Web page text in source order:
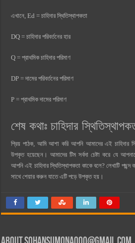
এখানে, Ed = চাহিদার স্থিতিস্থাপকতা
DQ = চাহিদার পরিবর্তনের হার
Q = প্রাথমিক চাহিদার পরিমাণ
DP = দামের পরিবর্তনের পরিমাণ
P = প্রাথমিক দামের পরিমাণ
শেষ কথাঃচাহিদার
প্রিয় পাঠক, আমি আশা করি আপনি আমাদের এই চাহিদার
উপকৃত হয়েছেন। আমাদের টিম সর্বদা চেষ্টা করে যে
আপনি এই চাহিদার স্থিতিস্থাপকতা কাকে বলে? লেখাটি
সাথে শেয়ার করুন যাতে এটি পড়ে উপকৃত হয়।